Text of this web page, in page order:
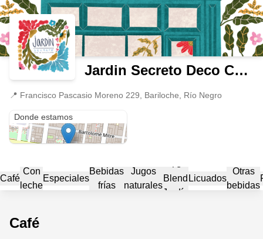
Jardin Secreto Deco Café
📍 Francisco Pascasio Moreno 229, Bariloche, Río Negro
Donde estamos
Café
Con
leche
Especiales
Bebidas
frías
Jugos
naturales
Blend
Jardín
Licuados
Otras
bebidas
Café